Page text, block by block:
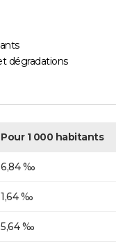
dégradations
Pour 1 000 habitants
6,84 ‰
1,64 ‰
5,64 ‰